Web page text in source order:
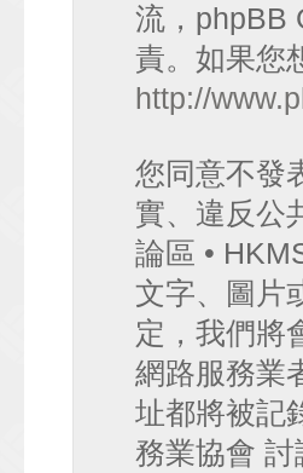
流，phpBB
責。如果您
http://
您同意不發
實、違反公
論區 •
文字、圖片
定，我們將
網路服務業
址都將被記
務業協會